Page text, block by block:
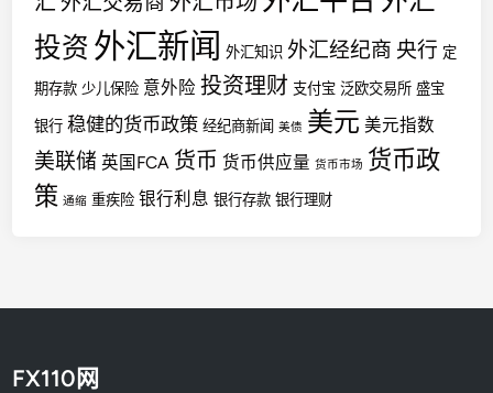
投资 外汇新闻 外汇知识 外汇经纪商 央行 定
期存款 少儿保险 意外险 投资理财 支付宝 泛欧交易所 盛宝
银行 稳健的货币政策 经纪商新闻 美债 美元 美元指数
美联储 英国FCA 货币 货币供应量 货币市场 货币政
策 通缩 重疾险 银行利息 银行存款 银行理财
FX110网